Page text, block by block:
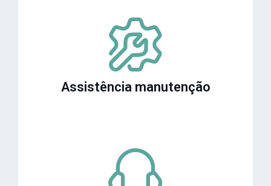
Assistência manutenção